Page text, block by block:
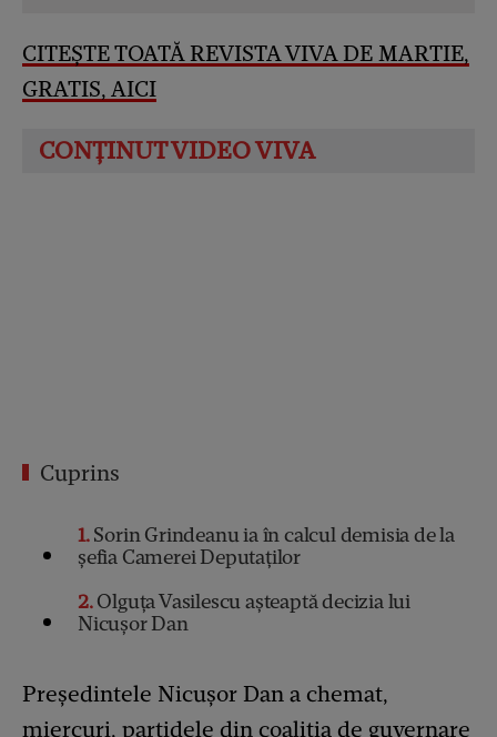
CITEȘTE TOATĂ REVISTA VIVA DE MARTIE,
GRATIS, AICI
Cuprins
1Sorin Grindeanu ia în calcul demisia de la
şefia Camerei Deputaţilor
2Olguţa Vasilescu așteaptă decizia lui
Nicuşor Dan
Preşedintele Nicuşor Dan a chemat,
miercuri, partidele din coaliţia de guvernare